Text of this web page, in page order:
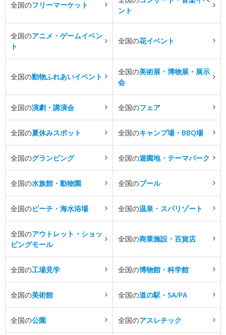
全国のフリーマーケット
ント
全国のアニメ・ゲームイベン
ト
全国の花イベント
全国の動物ふれあいイベント
全国の美術展・博物展・展示
会
全国の演劇・講演会 全国のフェア
全国の夏休みスポット 全国のキャンプ場・BBQ場
全国のグランピング 全国の遊園地・テーマパーク
全国の水族館・動物園 全国のプール
全国のビーチ・海水浴場 全国の温泉・スパリゾート
全国のアウトレット・ショッ
ピングモール
全国の商業施設・百貨店
全国の工場見学 全国の博物館・科学館
全国の美術館 全国の道の駅・SA/PA
全国の公園 全国のアスレチック